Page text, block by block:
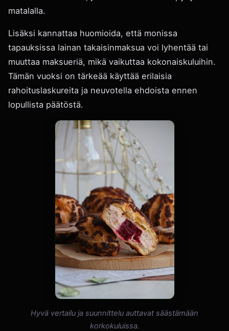
matalalla.
Lisäksi kannattaa huomioida, että monissa
tapauksissa lainan takaisinmaksua voi lyhentää tai
muuttaa maksueriä, mikä vaikuttaa kokonaiskuluihin.
Tämän vuoksi on tärkeää käyttää erilaisia
rahoituslaskureita ja neuvotella ehdoista ennen
lopullista päätöstä.
Hyvä vertailu ja suunnittelu auttavat säästämään
korkokuluissa.